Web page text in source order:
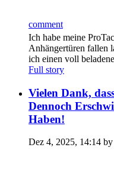
comment
Ich habe meine ProTac
Anhängertüren fallen
ich einen voll
Full story
Vielen Dank,
Dennoch
Haben!
Dez 4, 2025, 14:14